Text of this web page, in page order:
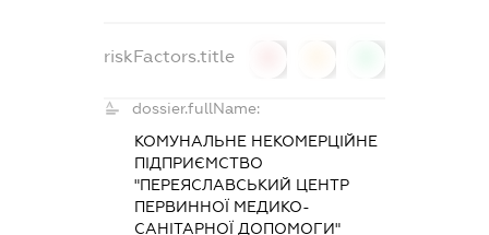
riskFactors.title
dossier.fullName:
КОМУНАЛЬНЕ НЕКОМЕРЦІЙНЕ
ПІДПРИЄМСТВО
"ПЕРЕЯСЛАВСЬКИЙ ЦЕНТР
ПЕРВИННОЇ МЕДИКО-
САНІТАРНОЇ ДОПОМОГИ"